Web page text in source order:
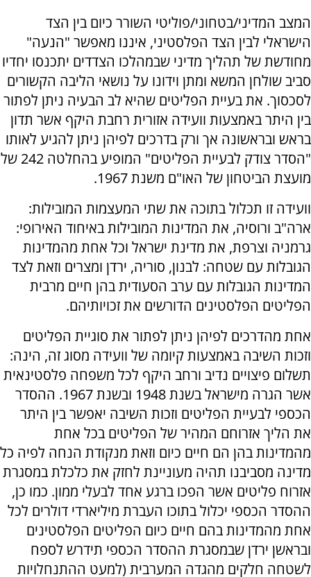
המצב המדיני/בטחוני/פוליטי השורר כיום בין הצד
הישראלי לבין הצד הפלסטיני, איננו מאפשר "הנעה"
מחודשת של תהליך מדיני שבמהלכו הצדדים יתכנסו יחדיו
סביב שולחן המשא ומתן וידונו על נושאי הליבה הקשורים
לסכסוך. את בעיית הפליטים שהיא לב הבעיה ניתן לפתור
בין היתר באמצעות וועידה אזורית רחבת היקף אשר תדון
בראש ובראשונה אך ורק בדרכים לפיהן ניתן להגיע לאותו
"הסדר צודק לבעיית הפליטים" המופיע בהחלטה 242 של
מועצת הביטחון של האו"ם משנת 1967.
וועידה זו תכלול בתוכה את שתי המעצמות המובילות:
ארה"ב ורוסיה, את המדינות המובילות באיחוד האירופי:
גרמניה וצרפת, את מדינת ישראל וכל אחת מהמדינות
הגובלות עם שטחה: לבנון, סוריה, ירדן ומצרים וזאת לצד
המדינות הגובלות עם ערב הסעודית בהן חיים מרבית
הפליטים הפלסטינים הדורשים את זכויותיהם.
אחת מהדרכים לפיהן ניתן לפתור את סוגיית הפליטים
וזכות השיבה באמצעות קיומה של וועידה מסוג זה, הינה:
תשלום פיצויים נדיב ורחב היקף לכל משפחה פלסטינאית
אשר הגרה מישראל בשנת 1948 ובשנת 1967. ההסדר
הכספי לבעיית הפליטים וזכות השיבה יאפשר בין היתר
את הליך אזרוחם המהיר של הפליטים בכל אחת
מהמדינות בהן הם חיים כיום וזאת מנקודת הנחה לפיה כל
מדינה מסביבנו תהיה מעוניינת לחזק את כלכלת במסגרת
אזרוח פליטים אשר הפכו ברגע אחד לבעלי ממון. כמו כן,
ההסדר הכספי יכלול בתוכו העברת מיליארדי דולרים לכל
אחת מהמדינות בהם חיים כיום הפליטים הפלסטינים
ובראשן ירדן שבמסגרת ההסדר הכספי תידרש לספח
לשטחה חלקים מהגדה המערבית (למעט ההתנחלויות